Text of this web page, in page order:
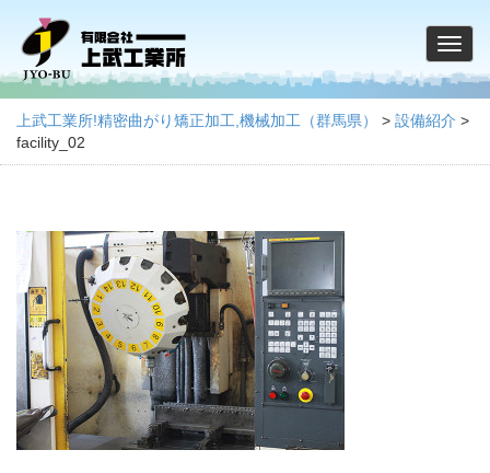
上武工業所!精密曲がり矯正加工,機械加工（群馬県） > 設備紹介 >
facility_02